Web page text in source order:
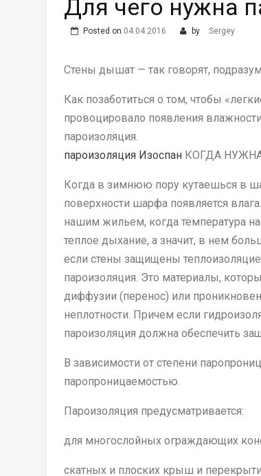
Для чего нужна
Posted on 04.04.2016 by Sergey
Стены дышат — так говорят,
Как позаботиться о том, чтобы
провоцировало появления
пароизоляция.
пароизоляция Изоспан КОГДА
Когда в зимнюю пору кутаешься в
поверхности шарфа появляется
нашим жильем, когда температура
теплое дыхание, а значит, в нем
если стены защищены
пароизоляция. Это материалы,
диффузии (перенос) или
неплотности. Причем если
пароизоляция должна обеспечить
В зависимости от степени
паропроницаемостью.
Пароизоляция предусматривается:
для многослойных ограждающих
скатных и плоских крыш и